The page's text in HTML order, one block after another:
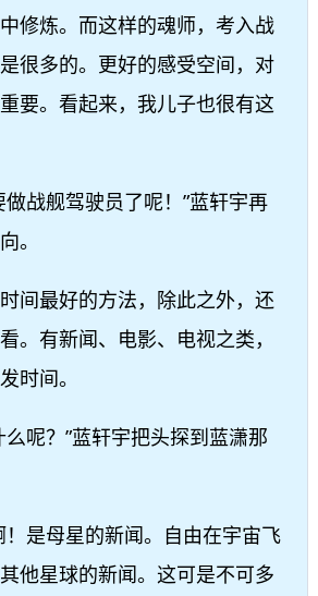
修炼。而这样的魂师，考入战
很多的。更好的感受空间，对
要。看起来，我儿子也很有这
战舰驾驶员了呢！”蓝轩宇再
。
间最好的方法，除此之外，还
。有新闻、电影、电视之类，
时间。
呢？”蓝轩宇把头探到蓝潇那
！是母星的新闻。自由在宇宙飞
他星球的新闻。这可是不可多